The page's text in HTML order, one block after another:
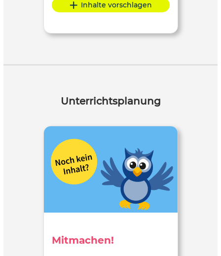
Inhalte vorschlagen
Unterrichtsplanung
Mitmachen!